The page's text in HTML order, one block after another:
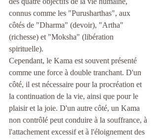
connus comme les "Purusharthas", aux
côtés de "Dharma" (devoir), "Artha"
(richesse) et "Moksha" (libération
spirituelle).
Cependant, le Kama est souvent présenté
comme une force à double tranchant. D'un
côté, il est nécessaire pour la procréation et
la continuation de la vie, ainsi que pour le
plaisir et la joie. D'un autre côté, un Kama
non contrôlé peut conduire à la souffrance, à
l'attachement excessif et à l'éloignement des